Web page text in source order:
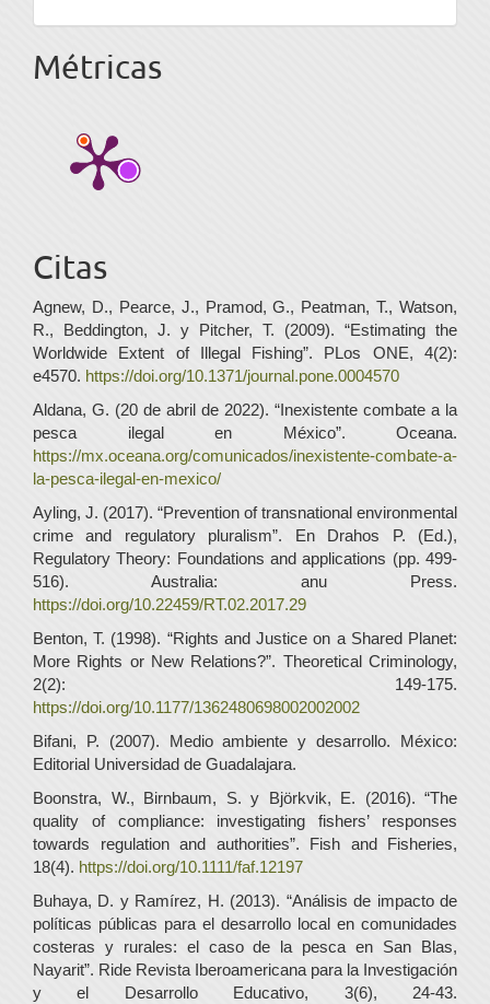
Métricas
Citas
Agnew, D., Pearce, J., Pramod, G., Peatman, T., Watson,
R., Beddington, J. y Pitcher, T. (2009). “Estimating the
Worldwide Extent of Illegal Fishing”. PLos ONE, 4(2):
e4570. https://doi.org/10.1371/journal.pone.0004570
Aldana, G. (20 de abril de 2022). “Inexistente combate a la
pesca ilegal en México”. Oceana.
https://mx.oceana.org/comunicados/inexistente-combate-a-
la-pesca-ilegal-en-mexico/
Ayling, J. (2017). “Prevention of transnational environmental
crime and regulatory pluralism”. En Drahos P. (Ed.),
Regulatory Theory: Foundations and applications (pp. 499-
516). Australia: anu Press.
https://doi.org/10.22459/RT.02.2017.29
Benton, T. (1998). “Rights and Justice on a Shared Planet:
More Rights or New Relations?”. Theoretical Criminology,
2(2): 149-175.
https://doi.org/10.1177/1362480698002002002
Bifani, P. (2007). Medio ambiente y desarrollo. México:
Editorial Universidad de Guadalajara.
Boonstra, W., Birnbaum, S. y Björkvik, E. (2016). “The
quality of compliance: investigating fishers’ responses
towards regulation and authorities”. Fish and Fisheries,
18(4). https://doi.org/10.1111/faf.12197
Buhaya, D. y Ramírez, H. (2013). “Análisis de impacto de
políticas públicas para el desarrollo local en comunidades
costeras y rurales: el caso de la pesca en San Blas,
Nayarit”. Ride Revista Iberoamericana para la Investigación
y el Desarrollo Educativo, 3(6), 24-43.